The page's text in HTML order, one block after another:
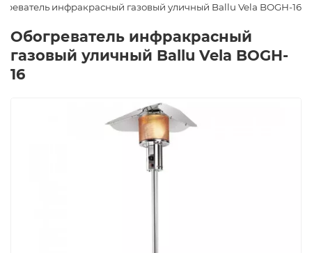
инфракрасный газовый уличный Ballu Vela BOGH-16
Обогреватель инфракрасный
газовый уличный Ballu Vela BOGH-
16